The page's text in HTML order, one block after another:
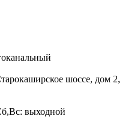
шоссе, дом 2,
выходной